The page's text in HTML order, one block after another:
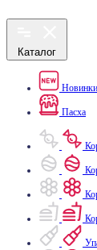
Каталог
Новинки
Пасха